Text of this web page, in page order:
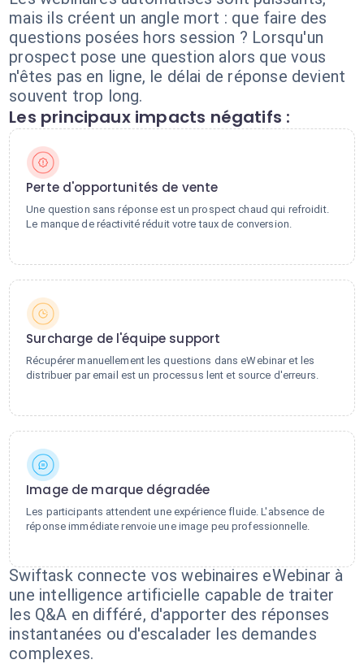
mais ils créent un angle mort : que faire des
questions posées hors session ? Lorsqu'un
prospect pose une question alors que vous
n'êtes pas en ligne, le délai de réponse devient
souvent trop long.
Les principaux impacts négatifs :
Perte d'opportunités de vente
Une question sans réponse est un prospect chaud qui refroidit.
Le manque de réactivité réduit votre taux de conversion.
Surcharge de l'équipe support
Récupérer manuellement les questions dans eWebinar et les
distribuer par email est un processus lent et source d'erreurs.
Image de marque dégradée
Les participants attendent une expérience fluide. L'absence de
réponse immédiate renvoie une image peu professionnelle.
Swiftask connecte vos webinaires eWebinar à
une intelligence artificielle capable de traiter
les Q&A en différé, d'apporter des réponses
instantanées ou d'escalader les demandes
complexes.